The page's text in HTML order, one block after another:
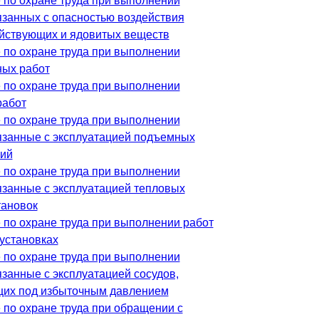
с опасностью воздействия
и ядовитых веществ
охране труда при выполнении
работ
охране труда при выполнении
охране труда при выполнении
с эксплуатацией подъемных
охране труда при выполнении
с эксплуатацией тепловых
охране труда при выполнении работ
охране труда при выполнении
с эксплуатацией сосудов,
под избыточным давлением
охране труда при обращении с